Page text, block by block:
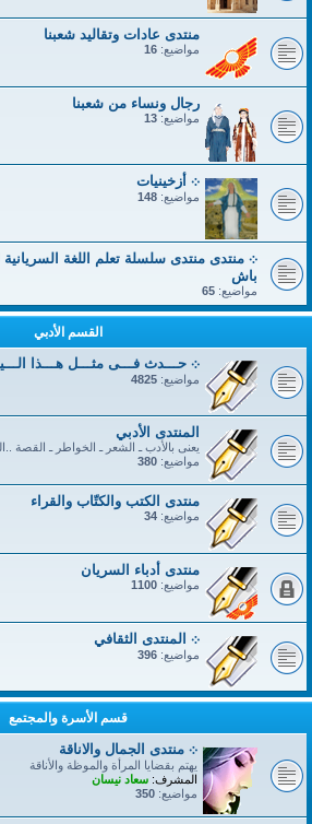
منتدى عادات وتقاليد شعبنا
مواضيع: 16
رجال ونساء من شعبنا
مواضيع: 13
܀ أزخينيات
مواضيع: 148
܀ منتدى منتدى سلسلة تعلم اللغة
باش
مواضيع: 65
القسم الأدبي
܀ حـــدث فـــى مثـــل هـــذا
مواضيع: 4825
المنتدى الأدبي
يعنى بالأدب ـ الشعر ـ الخواطر ـ القصة
مواضيع: 380
منتدى الكتب والكتّاب والقراء
مواضيع: 34
منتدى أدباء السريان
مواضيع: 1100
܀ المنتدى الثقافي
مواضيع: 396
قسم الأسرة والمجتمع
܀ منتدى الجمال والاناقة
يهتم بقضايا المرأة والموظة والأناقة
المشرف: سعاد نيسان
مواضيع: 350